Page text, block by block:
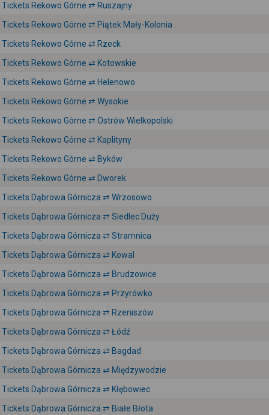
Tickets Rekowo Górne ⇄ Ruszajny
Tickets Rekowo Górne ⇄ Piątek Mały-Kolonia
Tickets Rekowo Górne ⇄ Rzeck
Tickets Rekowo Górne ⇄ Kotowskie
Tickets Rekowo Górne ⇄ Helenowo
Tickets Rekowo Górne ⇄ Wysokie
Tickets Rekowo Górne ⇄ Ostrów Wielkopolski
Tickets Rekowo Górne ⇄ Kaplityny
Tickets Rekowo Górne ⇄ Byków
Tickets Rekowo Górne ⇄ Dworek
Tickets Dąbrowa Górnicza ⇄ Wrzosowo
Tickets Dąbrowa Górnicza ⇄ Siedlec Duży
Tickets Dąbrowa Górnicza ⇄ Stramnica
Tickets Dąbrowa Górnicza ⇄ Kowal
Tickets Dąbrowa Górnicza ⇄ Brudzowice
Tickets Dąbrowa Górnicza ⇄ Przyrówko
Tickets Dąbrowa Górnicza ⇄ Rzeniszów
Tickets Dąbrowa Górnicza ⇄ Łódź
Tickets Dąbrowa Górnicza ⇄ Bagdad
Tickets Dąbrowa Górnicza ⇄ Międzywodzie
Tickets Dąbrowa Górnicza ⇄ Kłębowiec
Tickets Dąbrowa Górnicza ⇄ Białe Błota